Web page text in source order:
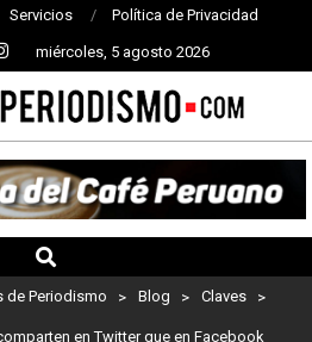
Servicios Política de Privacidad
miércoles, 5 agosto 2026
de Periodismo > Blog > Claves >
en Twitter que en Facebook